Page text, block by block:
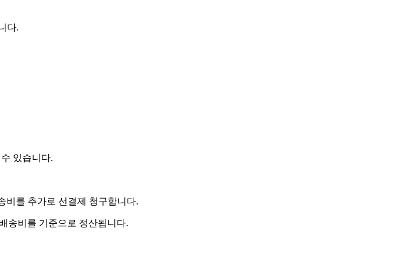
다.
있습니다.
비를 추가로 선결제 청구합니다.
송비를 기준으로 정산됩니다.